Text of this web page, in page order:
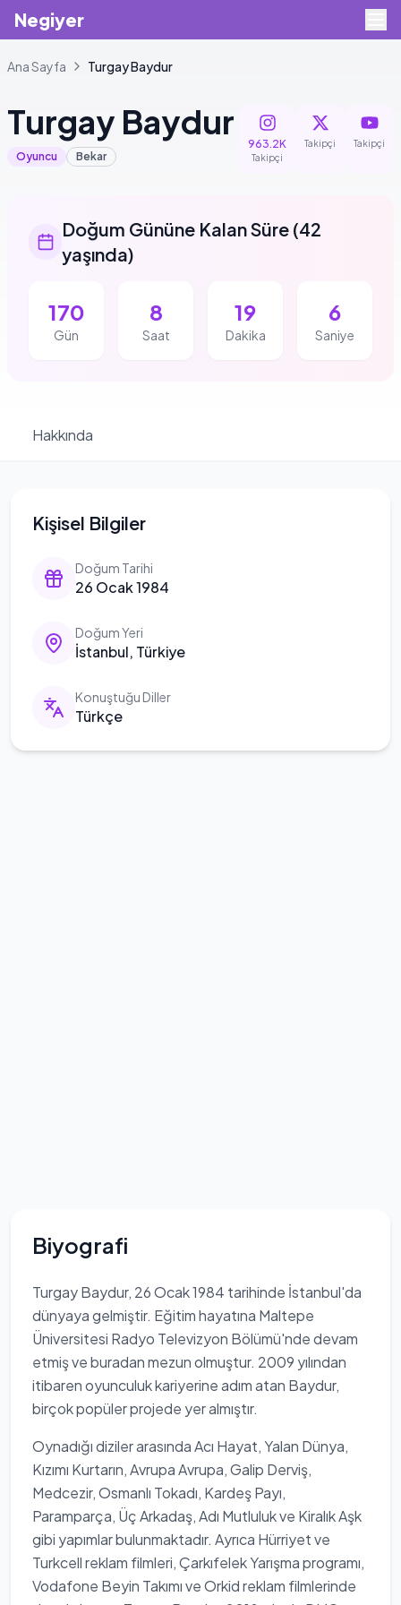
Negiyer
Ana Sayfa TurgayBaydur
Turgay Baydur
Oyuncu Bekar
963.2K
Takipçi
Takipçi Takipçi
Doğum Gününe Kalan Süre (42
yaşında)
170
Gün
8
Saat
19
Dakika
5
Saniye
Hakkında
Kişisel Bilgiler
Doğum Tarihi
26 Ocak 1984
Doğum Yeri
İstanbul, Türkiye
Konuştuğu Diller
Türkçe
Biyografi
Turgay Baydur, 26 Ocak 1984 tarihinde İstanbul'da
dünyaya gelmiştir. Eğitim hayatına Maltepe
Üniversitesi Radyo Televizyon Bölümü'nde devam
etmiş ve buradan mezun olmuştur. 2009 yılından
itibaren oyunculuk kariyerine adım atan Baydur,
birçok popüler projede yer almıştır.
Oynadığı diziler arasında Acı Hayat, Yalan Dünya,
Kızımı Kurtarın, Avrupa Avrupa, Galip Derviş,
Medcezir, Osmanlı Tokadı, Kardeş Payı,
Paramparça, Üç Arkadaş, Adı Mutluluk ve Kiralık Aşk
gibi yapımlar bulunmaktadır. Ayrıca Hürriyet ve
Turkcell reklam filmleri, Çarkıfelek Yarışma programı,
Vodafone Beyin Takımı ve Orkid reklam filmlerinde